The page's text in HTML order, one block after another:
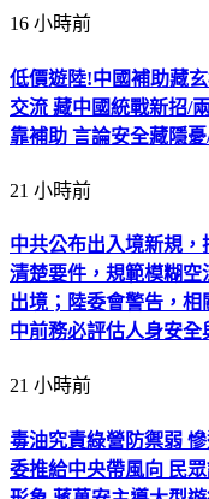
16 小時前
低價遊陸!中國補助藏
交流 藏中國統戰新招/
靠補助 言論安全藏隱
21 小時前
中共公布出入境新規
清楚要件，規範模糊
出境；陸委會警告，
中前務必評估人身安全
21 小時前
毒油究責綠營防禦弱
委推給中央帶風向 民